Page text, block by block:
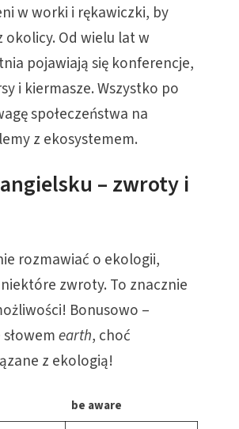
w worki i rękawiczki, by
okolicy. Od wielu lat w
pojawiają się konferencje,
i kiermasze. Wszystko po
społeczeństwa na
z ekosystemem.
– zwroty i
rozmawiać o ekologii,
zwroty. To znacznie
Bonusowo –
earth, choć
z ekologią!
be aware